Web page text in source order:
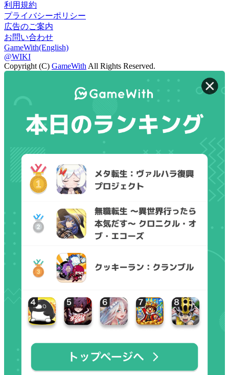
利用規約
プライバシーポリシー
広告のご案内
お問い合わせ
GameWith(English)
@WIKI
Copyright (C) GameWith All Rights Reserved.